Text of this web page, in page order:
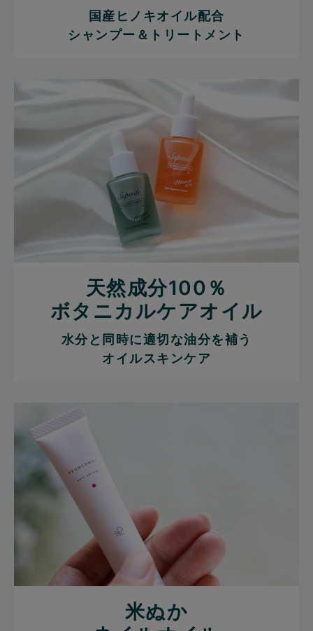
国産ヒノキオイル配合
シャンプー＆トリートメント
天然成分100％
ボタニカルケアオイル
水分と同時に適切な油分を補う
オイルスキンケア
米ぬか